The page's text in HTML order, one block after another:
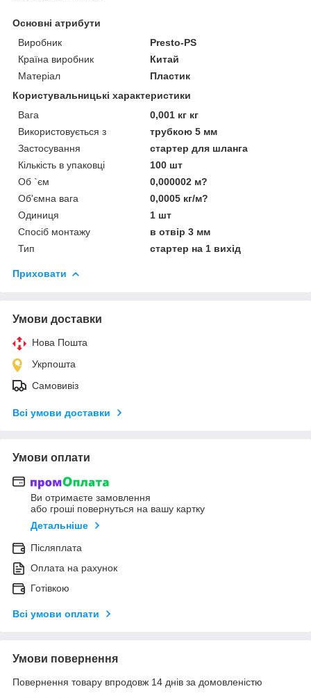
Основні атрибути
Виробник
Presto-PS
Країна виробник
Китай
Матеріал
Пластик
Користувальницькі характеристики
Вага
0,001 кг кг
Використовується з
трубкою 5 мм
Застосування
стартер для шланга
Кількість в упаковці
100 шт
Об `єм
0,000002 м?
Об'ємна вага
0,0005 кг/м?
Одиниця
1 шт
Спосіб монтажу
в отвір 3 мм
Тип
стартер на 1 вихід
Приховати
Умови доставки
Нова Пошта
Укрпошта
Самовивіз
Всі умови доставки
Умови оплати
Ви отримаєте замовлення
або гроші повернуться на вашу картку
Детальніше
Післяплата
Оплата на рахунок
Готівкою
Всі умови оплати
Умови повернення
Повернення товару впродовж 14 днів за домовленістю